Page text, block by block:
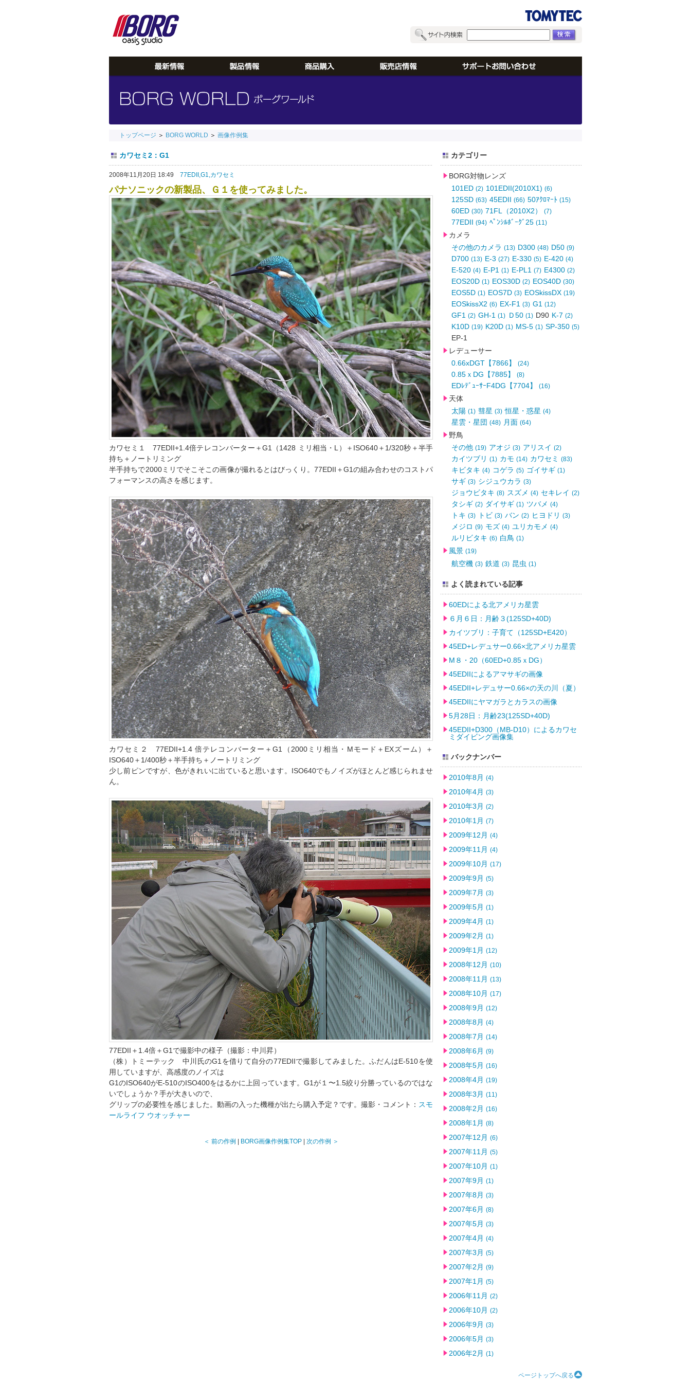
トップページ ＞ BORG WORLD ＞ 画像作例集
カワセミ2：G1
2008年11月20日 18:49 77EDII,G1,カワセミ
パナソニックの新製品、Ｇ１を使ってみました。
カワセミ１ 77EDII+1.4倍テレコンバーター＋G1（1428 ミリ相当・L）＋ISO640＋1/320秒＋半手
持ち＋ノートリミング
半手持ちで2000ミリでそこそこの画像が撮れるとはびっくり。77EDII＋G1の組み合わせのコストパ
フォーマンスの高さを感じます。
カワセミ２ 77EDII+1.4 倍テレコンバーター＋G1（2000ミリ相当・Mモード＋EXズーム）＋
ISO640＋1/400秒＋半手持ち＋ノートリミング
少し前ピンですが、色がきれいに出ていると思います。ISO640でもノイズがほとんど感じられませ
ん。
77EDII＋1.4倍＋G1で撮影中の様子（撮影：中川昇）
（株）トミーテック 中川氏のG1を借りて自分の77EDIIで撮影してみました。ふだんはE-510を使
用していますが、高感度のノイズは
G1のISO640がE-510のISO400をはるかに上回っています。G1が１〜1.5絞り分勝っているのではな
いでしょうか？手が大きいので、
グリップの必要性を感じました。動画の入った機種が出たら購入予定？です。撮影・コメント： スモ
ールライフ ウオッチャー
＜ 前の作例 BORG画像作例集TOP| 次の作例 ＞
カテゴリー
BORG対物レンズ
101ED (2) 101EDII(2010X1) (6)
125SD (63) 45EDII (66) 50ｱｸﾛﾏｰﾄ (15)
60ED (30) 71FL（2010X2） (7)
77EDII (94) ﾍﾟﾝｼﾙﾎﾞｰｸﾞ25 (11)
カメラ
その他のカメラ (13) D300 (48) D50 (9)
D700 (13) E-3 (27) E-330 (5) E-420 (4)
E-520 (4) E-P1 (1) E-PL1 (7) E4300 (2)
EOS20D (1) EOS30D (2) EOS40D (30)
EOS5D (1) EOS7D (3) EOSkissDX (19)
EOSkissX2 (6) EX-F1 (3) G1 (12)
GF1 (2) GH-1 (1) Ｄ50 (1) D90 K-7 (2)
K10D (19) K20D (1) MS-5 (1) SP-350 (5)
EP-1
レデューサー
0.66xDGT【7866】
(24)
0.85ｘDG【7885】 (8)
EDﾚﾃﾞｭｰｻｰF4DG【7704】 (16)
天体
太陽 (1) 彗星 (3) 恒星・惑星 (4)
星雲・星団 (48) 月面 (64)
野鳥
その他 (19) アオジ (3) アリスイ (2)
カイツブリ (1) カモ (14) カワセミ (83)
キビタキ (4) コゲラ (5) ゴイサギ (1)
サギ (3) シジュウカラ (3)
ジョウビタキ (8) スズメ (4) セキレイ (2)
タシギ (2) ダイサギ (1) ツバメ (4)
トキ (3) トビ (3) バン (2) ヒヨドリ (3)
メジロ (9) モズ (4) ユリカモメ (4)
ルリビタキ (6) 白鳥 (1)
風景 (19)
航空機 (3) 鉄道 (3) 昆虫 (1)
よく読まれている記事
60EDによる北アメリカ星雲
６月６日：月齢３(125SD+40D)
カイツブリ：子育て（125SD+E420）
45ED+レデュサー0.66×北アメリカ星雲
M８・20（60ED+0.85ｘDG）
45EDIIによるアマサギの画像
45EDII+レデュサー0.66×の天の川（夏）
45EDIIにヤマガラとカラスの画像
5月28日：月齢23(125SD+40D)
45EDII+D300（MB-D10）によるカワセ
ミダイビング画像集
バックナンバー
2010年8月 (4)
2010年4月 (3)
2010年3月 (2)
2010年1月 (7)
2009年12月 (4)
2009年11月 (4)
2009年10月 (17)
2009年9月 (5)
2009年7月 (3)
2009年5月 (1)
2009年4月 (1)
2009年2月 (1)
2009年1月 (12)
2008年12月 (10)
2008年11月 (13)
2008年10月 (17)
2008年9月 (12)
2008年8月 (4)
2008年7月 (14)
2008年6月 (9)
2008年5月 (16)
2008年4月 (19)
2008年3月 (11)
2008年2月 (16)
2008年1月 (8)
2007年12月 (6)
2007年11月 (5)
2007年10月 (1)
2007年9月 (1)
2007年8月 (3)
2007年6月 (8)
2007年5月 (3)
2007年4月 (4)
2007年3月 (5)
2007年2月 (9)
2007年1月 (5)
2006年11月 (2)
2006年10月 (2)
2006年9月 (3)
2006年5月 (3)
2006年2月 (1)
ページトップへ戻る